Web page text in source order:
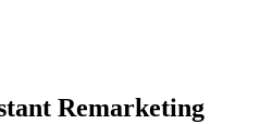
Remarketing